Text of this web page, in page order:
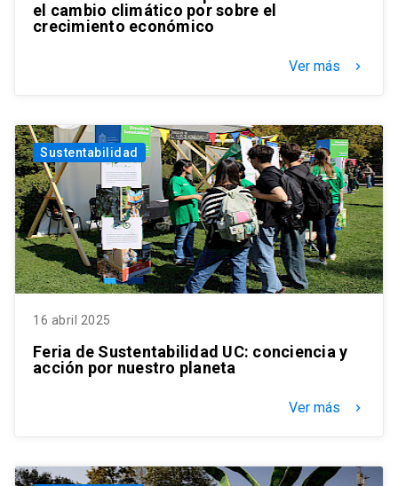
el cambio climático por sobre el
crecimiento económico
Ver más keyboard_arrow_right
Sustentabilidad
16 abril 2025
Feria de Sustentabilidad UC: conciencia y
acción por nuestro planeta
Ver más keyboard_arrow_right